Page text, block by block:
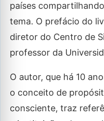
países
tema. O prefácio do
diretor do Centro de
professor da
O autor, que há 10
o conceito de
consciente, traz